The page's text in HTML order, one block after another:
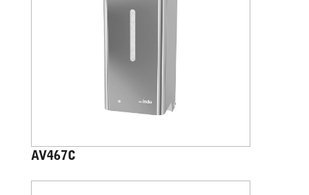
AV467C